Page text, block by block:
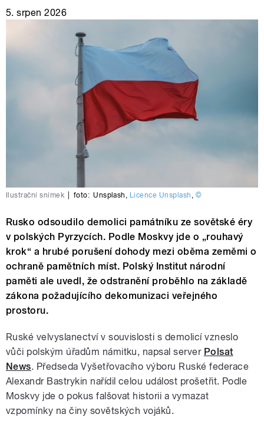
5. srpen 2026
Ilustrační snímek foto: Unsplash , Licence Unsplash , ©
Rusko odsoudilo demolici památníku ze sovětské éry
v polských Pyrzycích. Podle Moskvy jde o „rouhavý
krok“ a hrubé porušení dohody mezi oběma zeměmi o
ochraně pamětních míst. Polský Institut národní
paměti ale uvedl, že odstranění proběhlo na základě
zákona požadujícího dekomunizaci veřejného
prostoru.
Ruské velvyslanectví v souvislosti s demolicí vzneslo
vůči polským úřadům námitku, napsal server Polsat
News. Předseda Vyšetřovacího výboru Ruské federace
Alexandr Bastrykin nařídil celou událost prošetřit. Podle
Moskvy jde o pokus falšovat historii a vymazat
vzpomínky na činy sovětských vojáků.